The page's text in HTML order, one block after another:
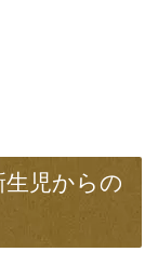
児からの